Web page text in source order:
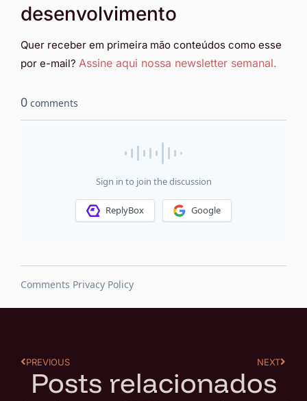
desenvolvimento
Quer receber em primeira mão conteúdos como esse
por e-mail? Assine aqui nossa newsletter semanal.
PREVIOUS NEXT
Posts relacionados